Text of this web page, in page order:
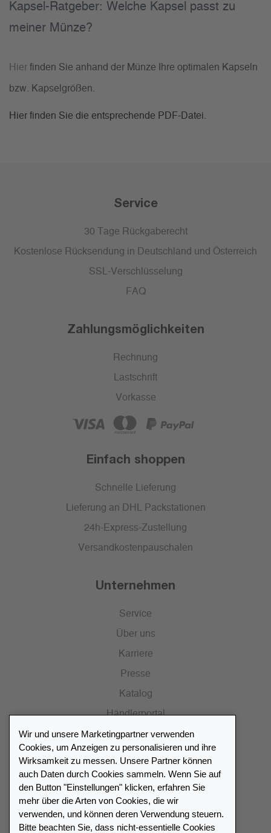
Kapsel-Ratgeber: Welche Kapsel passt zu
meiner Münze?
Hier finden Sie anhand der Münze Ihre optimalen Kapseln
bzw. Kapselgrößen.
Hier finden Sie die entsprechende PDF-Datei.
Service
30 Tage Rückgaberecht
Kostenlose Rücksendung in Deutschland und Österreich
SSL-Verschlüsselung
FAQ
Zahlungsmöglichkeiten
Rechnung
Lastschrift
Vorkasse
Einfach shoppen
Schnelle Lieferung
Lieferung an DHL Packstationen
24h-Express-Zustellung
Versandkostenpauschalen
Unternehmen
Service
Über uns
Karriere
Presse
Katalog
Händlerportal
Händlerverzeichnis
Meinen Leuchtturm Händler finden
Wir und unsere Marketingpartner verwenden
Cookies, um Anzeigen zu personalisieren und ihre
Wirksamkeit zu messen. Unsere Partner können
auch Daten durch Cookies sammeln. Wenn Sie auf
den Button "Einstellungen" klicken, erfahren Sie
mehr über die Arten von Cookies, die wir
verwenden, und können deren Verwendung steuern.
Bitte beachten Sie, dass nicht-essentielle Cookies